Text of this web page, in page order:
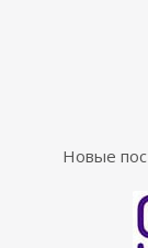
Новые